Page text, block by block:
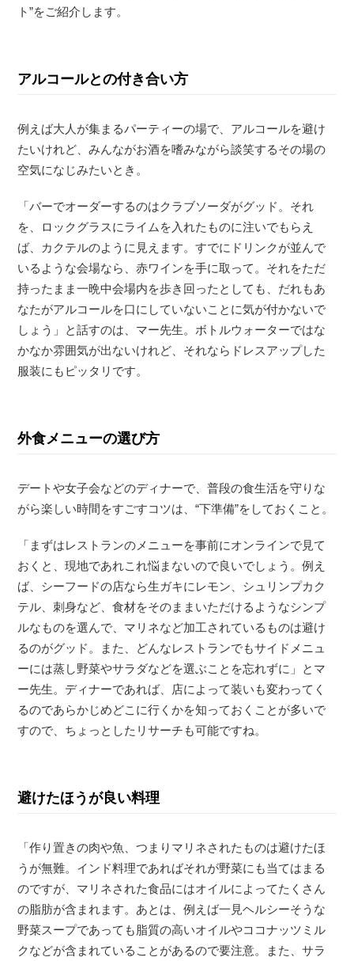
ト”をご紹介します。
アルコールとの付き合い方
例えば大人が集まるパーティーの場で、アルコールを避け
たいけれど、みんながお酒を嗜みながら談笑するその場の
空気になじみたいとき。
「バーでオーダーするのはクラブソーダがグッド。それ
を、ロックグラスにライムを入れたものに注いでもらえ
ば、カクテルのように見えます。すでにドリンクが並んで
いるような会場なら、赤ワインを手に取って。それをただ
持ったまま一晩中会場内を歩き回ったとしても、だれもあ
なたがアルコールを口にしていないことに気が付かないで
しょう」と話すのは、マー先生。ボトルウォーターではな
かなか雰囲気が出ないけれど、それならドレスアップした
服装にもピッタリです。
外食メニューの選び方
デートや女子会などのディナーで、普段の食生活を守りな
がら楽しい時間をすごすコツは、“下準備”をしておくこと。
「まずはレストランのメニューを事前にオンラインで見て
おくと、現地であれこれ悩まないので良いでしょう。例え
ば、シーフードの店なら生ガキにレモン、シュリンプカク
テル、刺身など、食材をそのままいただけるようなシンプ
ルなものを選んで、マリネなど加工されているものは避け
るのがグッド。また、どんなレストランでもサイドメニュ
ーには蒸し野菜やサラダなどを選ぶことを忘れずに」とマ
ー先生。ディナーであれば、店によって装いも変わってく
るのであらかじめどこに行くかを知っておくことが多いで
すので、ちょっとしたリサーチも可能ですね。
避けたほうが良い料理
「作り置きの肉や魚、つまりマリネされたものは避けたほ
うが無難。インド料理であればそれが野菜にも当てはまる
のですが、マリネされた食品にはオイルによってたくさん
の脂肪が含まれます。あとは、例えば一見ヘルシーそうな
野菜スープであっても脂質の高いオイルやココナッツミル
クなどが含まれていることがあるので要注意。また、サラ